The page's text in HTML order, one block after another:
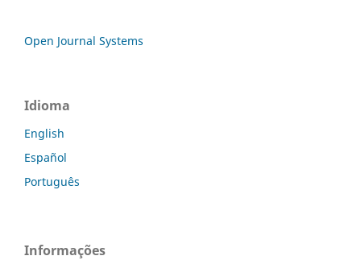
Open Journal Systems
Idioma
English
Español
Português
Informações